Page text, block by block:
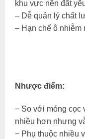
khu vực nền đất
– Dễ quản lý chất
– Hạn chế ô nhiễm
Nhược điểm:
− So với móng cọc
nhiều hơn nhưng
− Phụ thuộc nhiều